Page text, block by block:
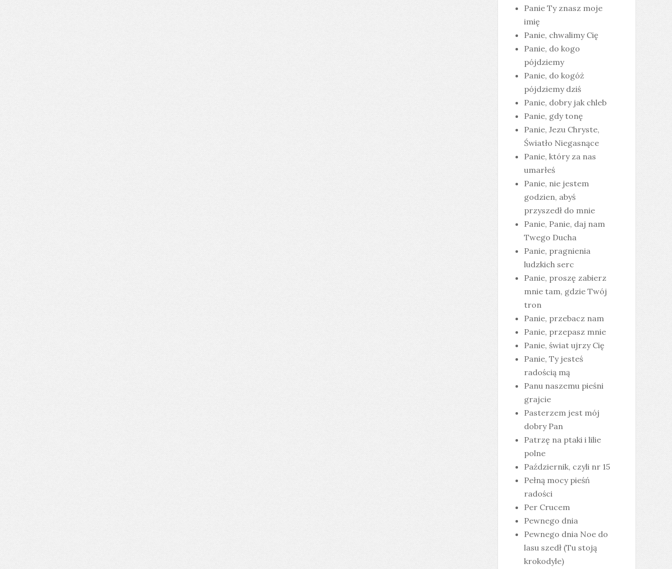
Panie Ty znasz moje
imię
Panie, chwalimy Cię
Panie, do kogo
pójdziemy
Panie, do kogóż
pójdziemy dziś
Panie, dobry jak chleb
Panie, gdy tonę
Panie, Jezu Chryste,
Światło Niegasnące
Panie, który za nas
umarłeś
Panie, nie jestem
godzien, abyś
przyszedł do mnie
Panie, Panie, daj nam
Twego Ducha
Panie, pragnienia
ludzkich serc
Panie, proszę zabierz
mnie tam, gdzie Twój
tron
Panie, przebacz nam
Panie, przepasz mnie
Panie, świat ujrzy Cię
Panie, Ty jesteś
radością mą
Panu naszemu pieśni
grajcie
Pasterzem jest mój
dobry Pan
Patrzę na ptaki i lilie
polne
Październik, czyli nr 15
Pełną mocy pieśń
radości
Per Crucem
Pewnego dnia
Pewnego dnia Noe do
lasu szedł (Tu stoją
krokodyle)